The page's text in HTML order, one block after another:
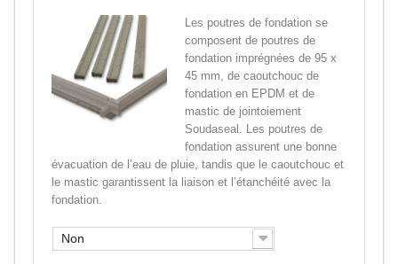
Les poutres de fondation se
composent de poutres de
fondation imprégnées de 95 x
45 mm, de caoutchouc de
fondation en EPDM et de
mastic de jointoiement
Soudaseal. Les poutres de
fondation assurent une bonne
évacuation de l’eau de pluie, tandis que le caoutchouc et
le mastic garantissent la liaison et l’étanchéité avec la
fondation.
Non